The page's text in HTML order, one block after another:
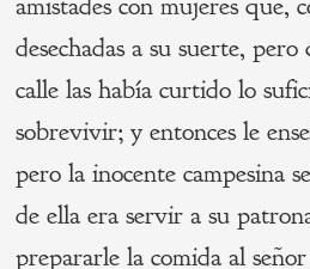
desechadas a su suerte,
calle las había curtido lo
sobrevivir; y entonces le
pero la inocente campesina
de ella era servir a su
prepararle la comida al